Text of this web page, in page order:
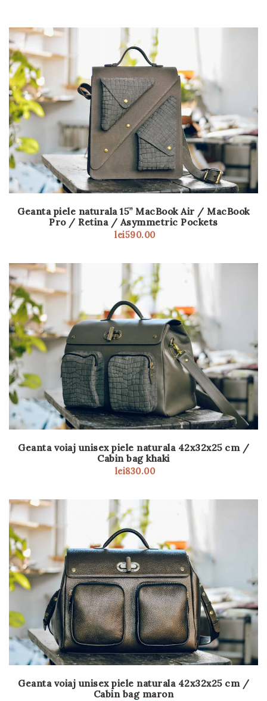
Geanta piele naturala 15” MacBook Air / MacBook
Pro / Retina / Asymmetric Pockets
lei590.00
Geanta voiaj unisex piele naturala 42x32x25 cm /
Cabin bag khaki
lei830.00
Geanta voiaj unisex piele naturala 42x32x25 cm /
Cabin bag maron